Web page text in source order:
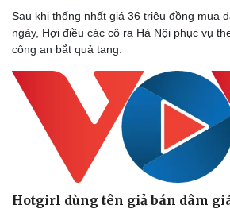
Sau khi thống nhất giá 36 triệu đồng mua
ngày, Hợi điều các cô ra Hà Nội phục vụ
công an bắt quả tang.
Hotgirl dùng tên giả bán dâm